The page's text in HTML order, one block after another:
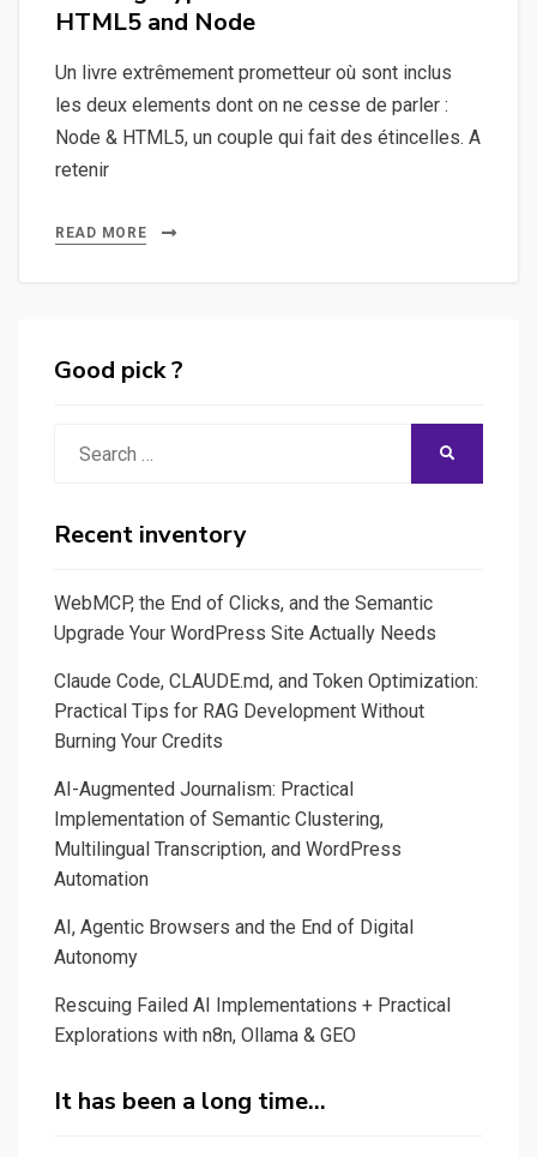
HTML5 and Node
Un livre extrêmement prometteur où sont inclus
les deux elements dont on ne cesse de parler :
Node & HTML5, un couple qui fait des étincelles. A
retenir
READ MORE
Good pick ?
Recent inventory
WebMCP, the End of Clicks, and the Semantic
Upgrade Your WordPress Site Actually Needs
Claude Code, CLAUDE.md, and Token Optimization:
Practical Tips for RAG Development Without
Burning Your Credits
AI-Augmented Journalism: Practical
Implementation of Semantic Clustering,
Multilingual Transcription, and WordPress
Automation
AI, Agentic Browsers and the End of Digital
Autonomy
Rescuing Failed AI Implementations + Practical
Explorations with n8n, Ollama & GEO
It has been a long time…